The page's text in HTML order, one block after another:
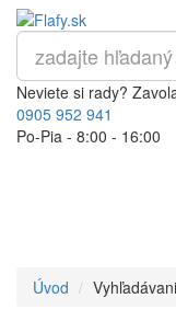
Neviete si rady?
0905 952 941
Po-Pia - 8:00 - 16:00
Úvod